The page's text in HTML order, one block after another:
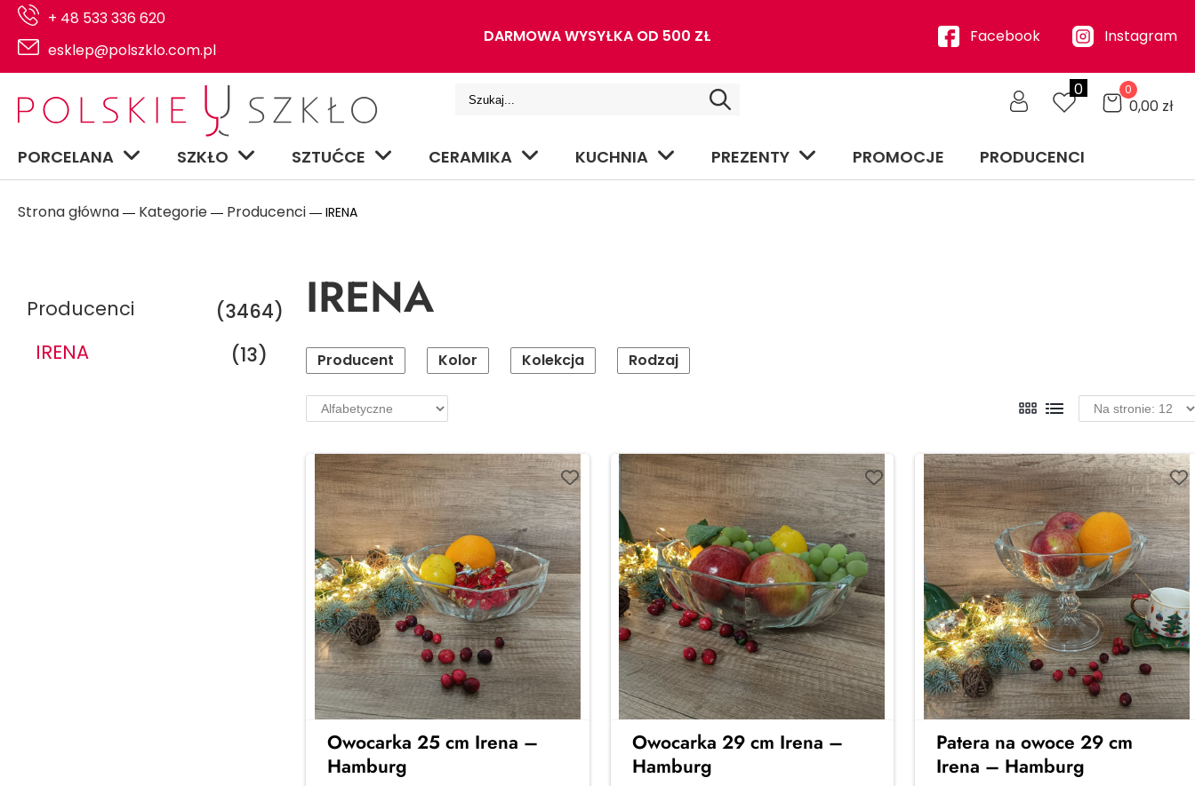
+ 48 533 336 620
esklep@polszklo.com.pl
DARMOWA WYSYŁKA OD 500 ZŁ Facebook Instagram
0 0
0,00 zł
PORCELANA SZKŁO SZTUĆCE CERAMIKA KUCHNIA PREZENTY PROMOCJE PRODUCENCI
Strona główna ― Kategorie ― Producenci ― IRENA
Producenci
(3464)
IRENA
(13)
IRENA
Producent Kolor Kolekcja Rodzaj
Owocarka 25 cm Irena –
Hamburg
Owocarka 29 cm Irena –
Hamburg
Patera na owoce 29 cm
Irena – Hamburg